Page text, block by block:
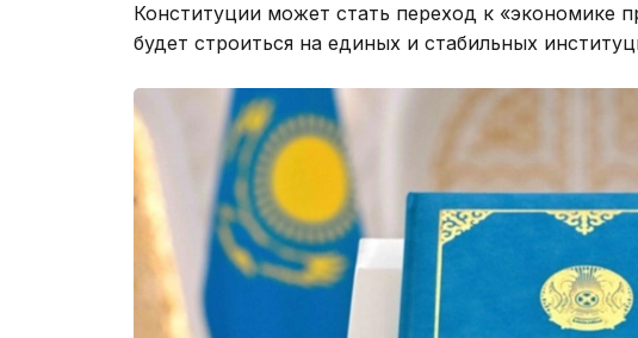
Конституции может стать переход к «экономике
будет строиться на единых и стабильных